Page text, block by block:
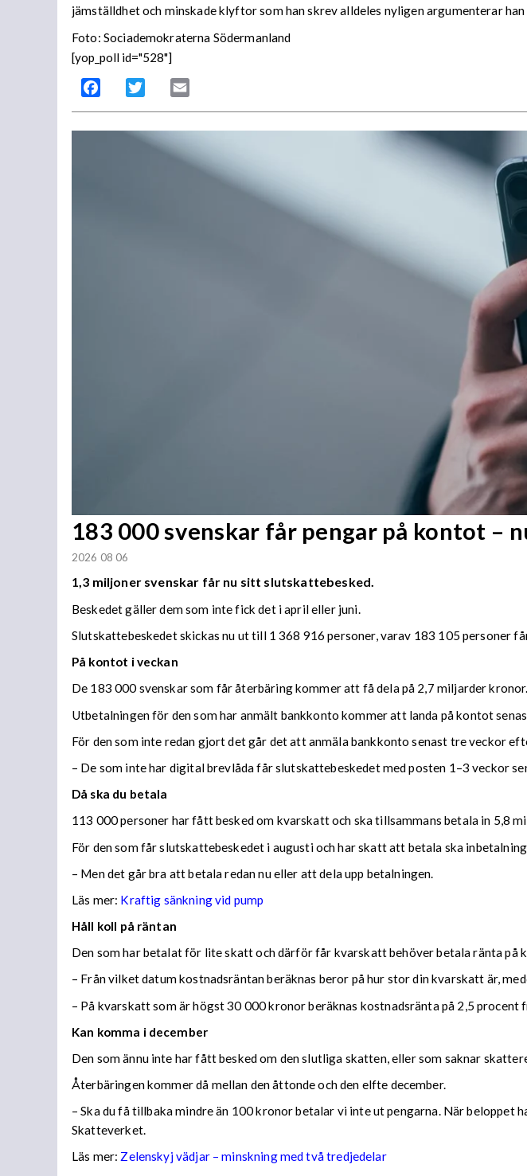
jämställdhet och minskade klyftor som han skrev alldeles nyligen argumenterar
Foto: Sociademokraterna Södermanland
[yop_poll id="528"]
Facebook Twitter
183 000 svenskar får pengar på kontot –
2026 08 06
1,3 miljoner svenskar får nu sitt slutskattebesked.
Beskedet gäller dem som inte fick det i april eller juni.
Slutskattebeskedet skickas nu ut till 1 368 916 personer, varav 183 105 personer
På kontot i veckan
De 183 000 svenskar som får återbäring kommer att få dela på 2,7 miljarder kronor.
Utbetalningen för den som har anmält bankkonto kommer att landa på kontot
För den som inte redan gjort det går det att anmäla bankkonto senast tre veckor
– De som inte har digital brevlåda får slutskattebeskedet med posten 1–3 veckor
Då ska du betala
113 000 personer har fått besked om kvarskatt och ska tillsammans betala in 5,8
För den som får slutskattebeskedet i augusti och har skatt att betala ska
– Men det går bra att betala redan nu eller att dela upp betalningen.
Läs mer: Kraftig sänkning vid pump
Håll koll på räntan
Den som har betalat för lite skatt och därför får kvarskatt behöver betala ränta på
– Från vilket datum kostnadsräntan beräknas beror på hur stor din kvarskatt är,
– På kvarskatt som är högst 30 000 kronor beräknas kostnadsränta på 2,5 procent
Kan komma i december
Den som ännu inte har fått besked om den slutliga skatten, eller som saknar
Återbäringen kommer då mellan den åttonde och den elfte december.
– Ska du få tillbaka mindre än 100 kronor betalar vi inte ut pengarna. När
Skatteverket.
Läs mer: Zelenskyj vädjar – minskning med två tredjedelar